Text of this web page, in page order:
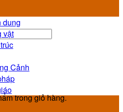
trong giỏ hàng.
dung
vật
Cảnh